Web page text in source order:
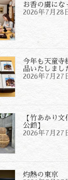
お香の虜にな
2026年7月28
今年も天童
品いたしまし
2026年7月27
【竹あかり
公館】
2026年7月27
灼熱の東京